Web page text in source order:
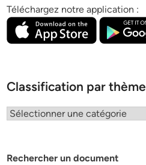
Téléchargez notre application :
Classification par thème
Classification
Rechercher un document